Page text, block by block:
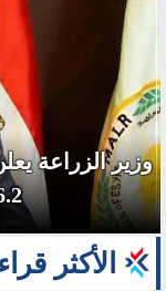
وزير الزراعة
6.2 مليون طن
الأكثر